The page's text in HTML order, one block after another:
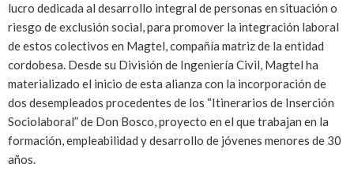
lucro dedicada al desarrollo integral de personas en situación o
riesgo de exclusión social, para promover la integración laboral
de estos colectivos en Magtel, compañía matriz de la entidad
cordobesa. Desde su División de Ingeniería Civil, Magtel ha
materializado el inicio de esta alianza con la incorporación de
dos desempleados procedentes de los “Itinerarios de Inserción
Sociolaboral” de Don Bosco, proyecto en el que trabajan en la
formación, empleabilidad y desarrollo de jóvenes menores de 30
años.